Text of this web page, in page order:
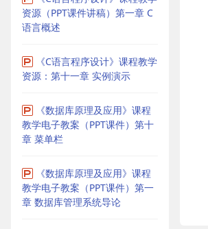
资源（PPT课件讲稿）第一章 C
语言概述
《C语言程序设计》课程教学
资源：第十一章 实例演示
《数据库原理及应用》课程
教学电子教案（PPT课件）第十
章 菜单栏
《数据库原理及应用》课程
教学电子教案（PPT课件）第一
章 数据库管理系统导论